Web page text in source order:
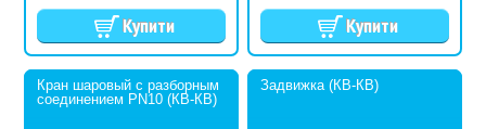
2½
3
Кран шаровый с разборным
соединением PN10 (КВ-КВ)
Задвижка (КВ-КВ)